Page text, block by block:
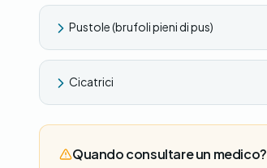
Pustole (brufoli pieni di pus)
Cicatrici
Quando consultare un medico?